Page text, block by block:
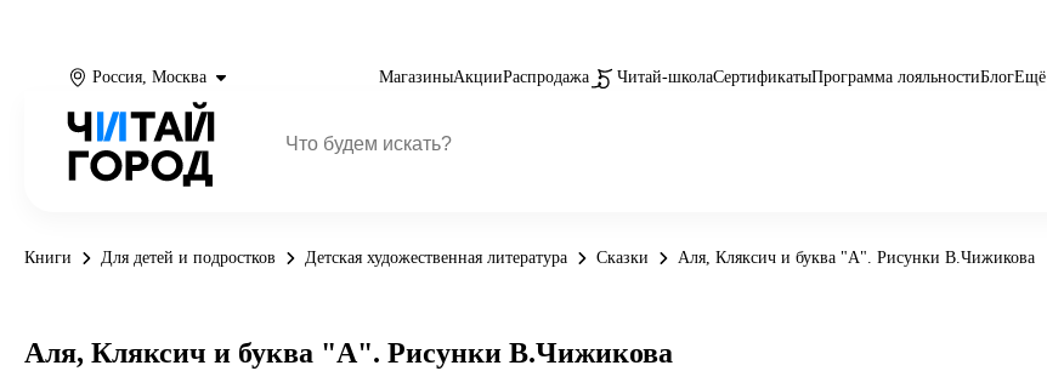
Россия, Москва МагазиныАкцииРаспродажа Читай-школаСертификатыПрограмма лояльностиБлогЕщё
Книги Для детей и подростков Детская художественная литература Сказки Аля, Кляксич и буква "А". Рисунки В.Чижикова
Аля, Кляксич и буква "А". Рисунки В.Чижикова